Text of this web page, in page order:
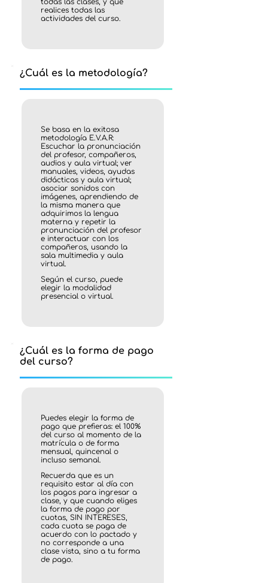
todas las clases, y que
realices todas las
actividades del curso.
¿Cuál es la metodología?
Se basa en la exitosa
metodología E.V.A.R:
Escuchar la pronunciación
del profesor, compañeros,
audios y aula virtual; ver
manuales, videos, ayudas
didácticas y aula virtual;
asociar sonidos con
imágenes, aprendiendo de
la misma manera que
adquirimos la lengua
materna y repetir la
pronunciación del profesor
e interactuar con los
compañeros, usando la
sala multimedia y aula
virtual.
Según el curso, puede
elegir la modalidad
presencial o virtual.
¿Cuál es la forma de pago
del curso?
Puedes elegir la forma de
pago que prefieras: el 100%
del curso al momento de la
matrícula o de forma
mensual, quincenal o
incluso semanal.
Recuerda que es un
requisito estar al día con
los pagos para ingresar a
clase, y que cuando eliges
la forma de pago por
cuotas, SIN INTERESES,
cada cuota se paga de
acuerdo con lo pactado y
no corresponde a una
clase vista, sino a tu forma
de pago.